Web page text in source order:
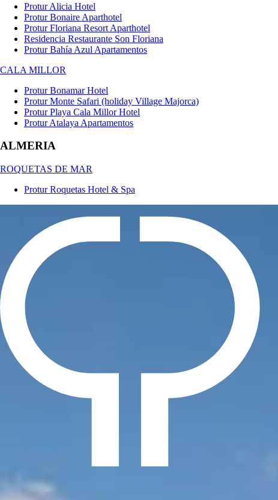
Protur Alicia Hotel
Protur Bonaire Aparthotel
Protur Floriana Resort Aparthotel
Residencia Restaurante Son Floriana
Protur Bahía Azul Apartamentos
CALA MILLOR
Protur Bonamar Hotel
Protur Monte Safari (holiday Village Majorca)
Protur Playa Cala Millor Hotel
Protur Atalaya Apartamentos
ALMERIA
ROQUETAS DE MAR
Protur Roquetas Hotel & Spa